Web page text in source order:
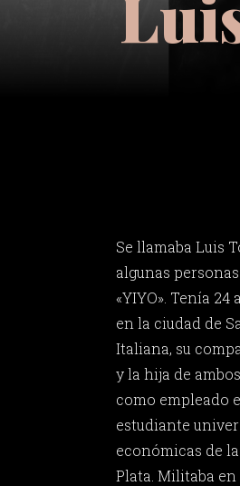
Se llamaba Luis
algunas
«YIYO». Tenía
en la ciudad de
Italiana, su
y la hija de
como empleado
estudiante
económicas de
Plata. Militaba